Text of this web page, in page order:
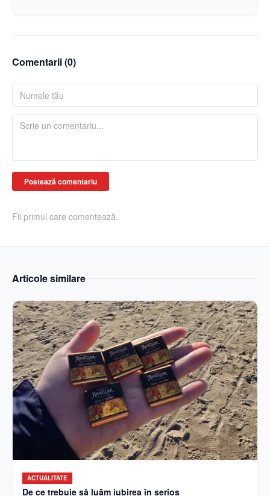
Comentarii (0)
Postează comentariu
Fii primul care comentează.
Articole similare
ACTUALITATE
De ce trebuie să luăm iubirea în serios